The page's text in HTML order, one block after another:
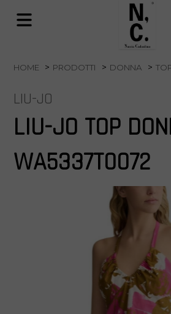
HOME PRODOTTI DONNA
LIU-JO
LIU-JO TOP
WA5337T0072